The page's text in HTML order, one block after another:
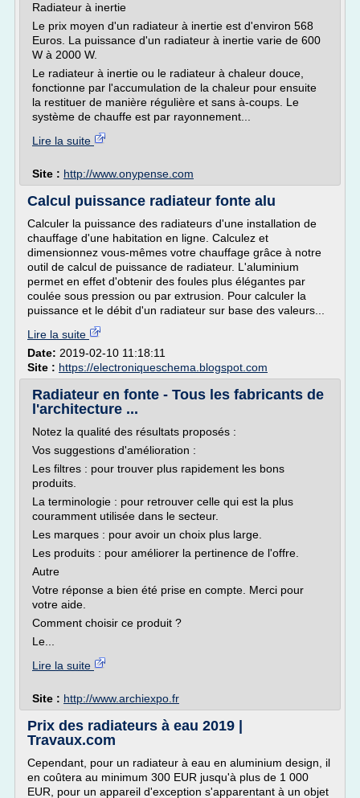
Radiateur à inertie
Le prix moyen d'un radiateur à inertie est d'environ 568
Euros. La puissance d'un radiateur à inertie varie de 600
W à 2000 W.
Le radiateur à inertie ou le radiateur à chaleur douce,
fonctionne par l'accumulation de la chaleur pour ensuite
la restituer de manière régulière et sans à-coups. Le
système de chauffe est par rayonnement...
Lire la suite
Site : http://www.onypense.com
Calcul puissance radiateur fonte alu
Calculer la puissance des radiateurs d'une installation de
chauffage d'une habitation en ligne. Calculez et
dimensionnez vous-mêmes votre chauffage grâce à notre
outil de calcul de puissance de radiateur. L'aluminium
permet en effet d'obtenir des foules plus élégantes par
coulée sous pression ou par extrusion. Pour calculer la
puissance et le débit d'un radiateur sur base des valeurs...
Lire la suite
Date: 2019-02-10 11:18:11
Site : https://electroniqueschema.blogspot.com
Radiateur en fonte - Tous les fabricants de
l'architecture ...
Notez la qualité des résultats proposés :
Vos suggestions d'amélioration :
Les filtres : pour trouver plus rapidement les bons
produits.
La terminologie : pour retrouver celle qui est la plus
couramment utilisée dans le secteur.
Les marques : pour avoir un choix plus large.
Les produits : pour améliorer la pertinence de l'offre.
Autre
Votre réponse a bien été prise en compte. Merci pour
votre aide.
Comment choisir ce produit ?
Le...
Lire la suite
Site : http://www.archiexpo.fr
Prix des radiateurs à eau 2019 |
Travaux.com
Cependant, pour un radiateur à eau en aluminium design, il
en coûtera au minimum 300 EUR jusqu'à plus de 1 000
EUR, pour un appareil d'exception s'apparentant à un objet